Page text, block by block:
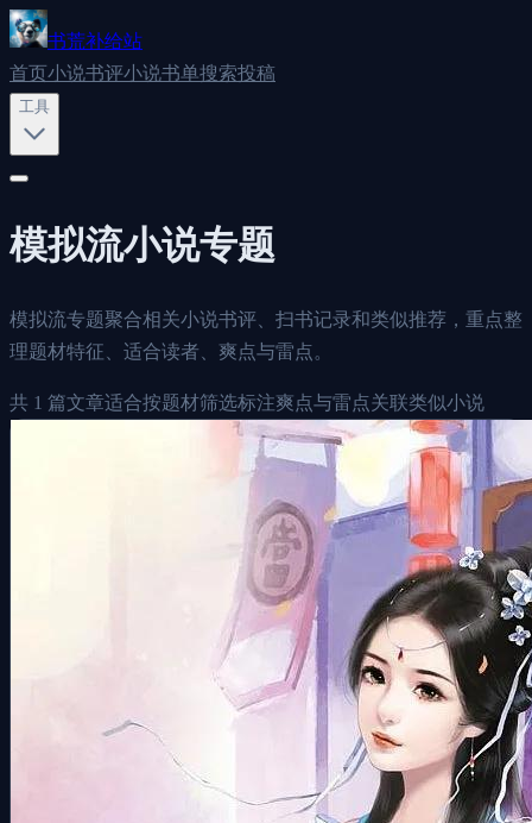
书荒补给站
首页小说书评小说书单搜索投稿
工具
模拟流小说专题
模拟流专题聚合相关小说书评、扫书记录和类似推荐，重点整
理题材特征、适合读者、爽点与雷点。
共 1 篇文章适合按题材筛选标注爽点与雷点关联类似小说